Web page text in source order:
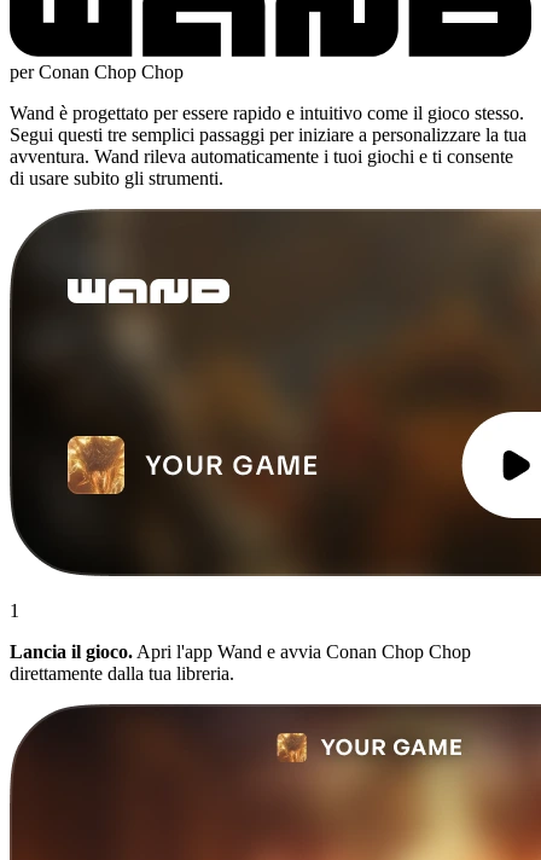
per Conan Chop Chop
Wand è progettato per essere rapido e intuitivo come il gioco stesso.
Segui questi tre semplici passaggi per iniziare a personalizzare la tua
avventura. Wand rileva automaticamente i tuoi giochi e ti consente
di usare subito gli strumenti.
1
Lancia il gioco. Apri l'app Wand e avvia Conan Chop Chop
direttamente dalla tua libreria.